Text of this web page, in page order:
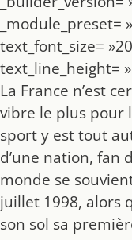
_module_preset=
text_font_size=
text_line_height=
La France n’est
vibre le plus pour
sport y est tout
d’une nation, fan
monde se
juillet 1998, alors
son sol sa